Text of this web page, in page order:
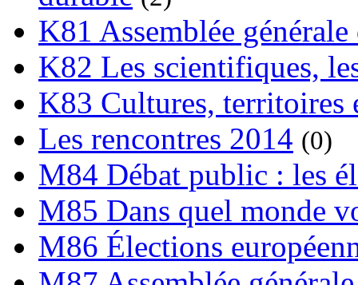
K81 Assemblée
K82 Les scientifiques,
K83 Cultures, territoires
Les rencontres 2014 (0)
M84 Débat public : les
M85 Dans quel monde
M86 Élections